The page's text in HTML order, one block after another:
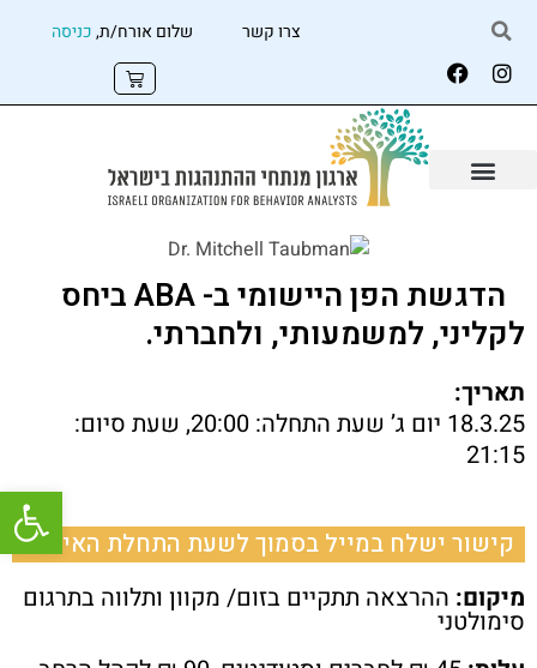
צרו קשר שלום אורח/ת,כניסה
הדגשת הפן היישומי ב- ABA ביחס
לקליני, למשמעותי, ולחברתי.
תאריך:
18.3.25 יום ג’ שעת התחלה: 20:00, שעת סיום:
21:15
קישור ישלח במייל בסמוך לשעת התחלת האירוע.
מיקום: ההרצאה תתקיים בזום/ מקוון ותלווה בתרגום
סימולטני